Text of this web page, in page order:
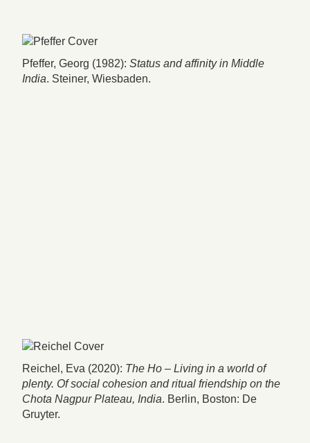
Pfeffer, Georg (1982): Status and affinity in Middle
India. Steiner, Wiesbaden.
Reichel, Eva (2020): The Ho – Living in a world of
plenty. Of social cohesion and ritual friendship on the
Chota Nagpur Plateau, India. Berlin, Boston: De
Gruyter.